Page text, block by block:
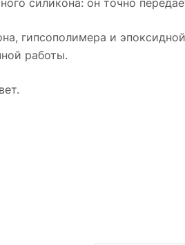
силикона: он точно
гипсополимера и
работы.